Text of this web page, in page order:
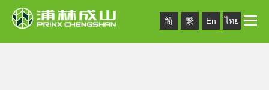
简 繁 En ไทย Toggle